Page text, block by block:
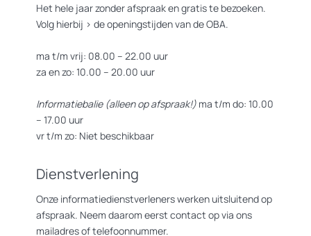
Het hele jaar zonder afspraak en gratis te bezoeken.
Volg hierbij > de openingstijden van de OBA.
ma t/m vrij: 08.00 – 22.00 uur
za en zo: 10.00 – 20.00 uur
Informatiebalie (alleen op afspraak!) ma t/m do: 10.00
– 17.00 uur
vr t/m zo: Niet beschikbaar
Dienstverlening
Onze informatiedienstverleners werken uitsluitend op
afspraak. Neem daarom eerst contact op via ons
mailadres of telefoonnummer.